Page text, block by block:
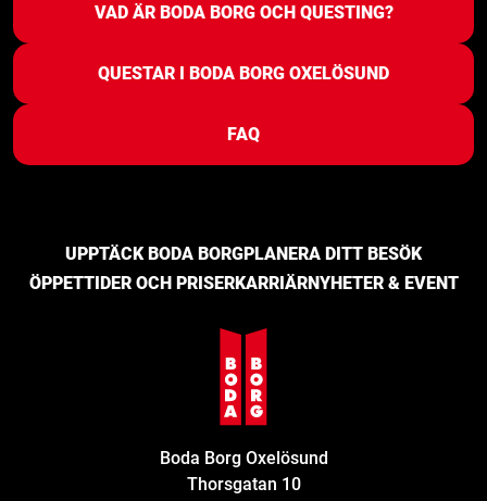
VAD ÄR BODA BORG OCH QUESTING?
QUESTAR I BODA BORG OXELÖSUND
FAQ
UPPTÄCK BODA BORGPLANERA DITT BESÖK
ÖPPETTIDER OCH PRISERKARRIÄRNYHETER & EVENT
Boda Borg Oxelösund
Thorsgatan 10